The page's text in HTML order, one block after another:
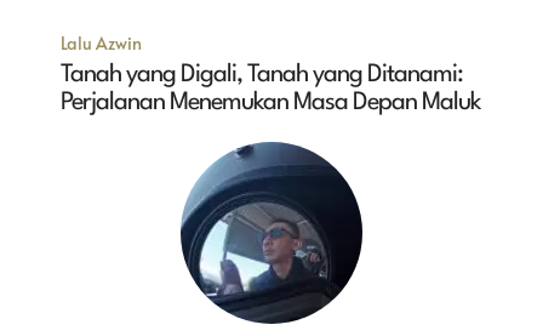
Lalu Azwin
Tanah yang Digali, Tanah yang Ditanami:
Perjalanan Menemukan Masa Depan Maluk